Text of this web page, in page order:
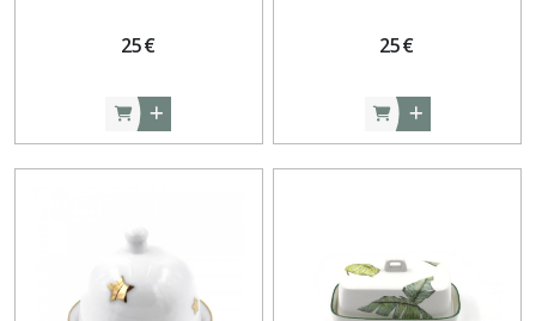
25€ 25€
Coquetiers
Déjeuners
(14)